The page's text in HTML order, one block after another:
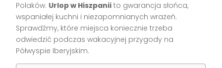
Polaków. Urlop w Hiszpanii to gwarancja słońca,
wspaniałej kuchni i niezapomnianych wrażeń.
Sprawdźmy, które miejsca koniecznie trzeba
odwiedzić podczas wakacyjnej przygody na
Półwyspie Iberyjskim.